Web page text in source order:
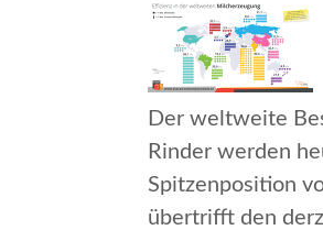
Der weltweite
Rinder werden
Spitzenposition
übertrifft den